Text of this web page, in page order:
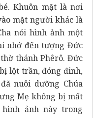
Khuôn mặt là nơi
mặt người khác là
nói hình ảnh một
nhớ đến tượng Đức
thánh Phêrô. Đức
lột trần, đóng đinh,
nuôi dưỡng Chúa
Mẹ không bị mất
hình ảnh này trong